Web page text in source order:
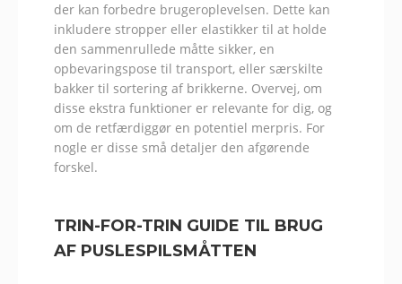
der kan forbedre brugeroplevelsen. Dette kan
inkludere stropper eller elastikker til at holde
den sammenrullede måtte sikker, en
opbevaringspose til transport, eller særskilte
bakker til sortering af brikkerne. Overvej, om
disse ekstra funktioner er relevante for dig, og
om de retfærdiggør en potentiel merpris. For
nogle er disse små detaljer den afgørende
forskel.
TRIN-FOR-TRIN GUIDE TIL BRUG
AF PUSLESPILSMÅTTEN